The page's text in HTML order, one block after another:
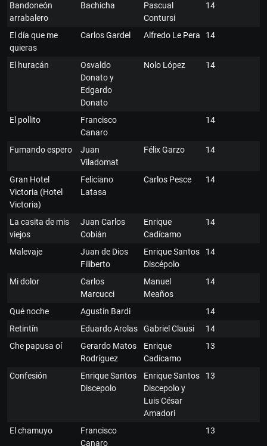
Bandoneón
arrabalero
Bachicha
Pascual
Contursi
14
El día que me
quieras
Carlos Gardel Alfredo Le Pera 14
El huracán
Osvaldo
Donato y
Edgardo
Donato
Nolo López 14
El pollito
Francisco
Canaro
14
Fumando espero
Juan
Viladomat
Félix Garzo 14
Gran Hotel
Victoria (Hotel
Victoria)
Feliciano
Latasa
Carlos Pesce 14
La casita de mis
viejos
Juan Carlos
Cobián
Enrique
Cadícamo
14
Malevaje
Juan de Dios
Filiberto
Enrique Santos
Discépolo
14
Mi dolor
Carlos
Marcucci
Manuel
Meaños
14
Qué noche Agustín Bardi
14
Retintín
Eduardo Arolas Gabriel Clausi
14
Che papusa oí
Gerardo Matos
Rodríguez
Enrique
Cadícamo
13
Confesión
Enrique Santos
Discepolo
Enrique Santos
Discepolo y
Luis César
Amadori
13
El chamuyo
Francisco
Canaro
13